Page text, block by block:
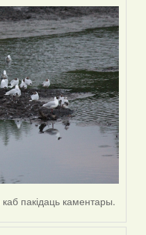
каб пакідаць каментары.